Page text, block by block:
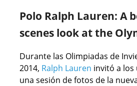
Polo Ralph Lauren: A
scenes look at the
Durante las Olimpiadas de
2014, Ralph Lauren invitó a los
una sesión de fotos de la